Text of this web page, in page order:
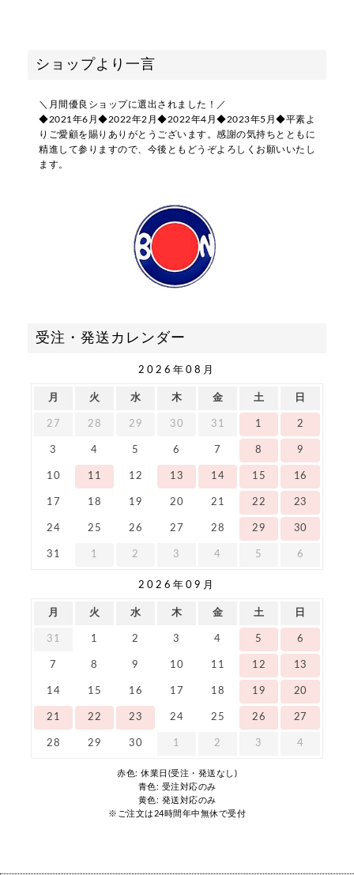
ショップより一言
＼月間優良ショップに選出されました！／
◆2021年6月◆2022年2月◆2022年4月◆2023年5月◆平素よ
りご愛顧を賜りありがとうございます。感謝の気持ちとともに
精進して参りますので、今後ともどうぞよろしくお願いいたし
ます。
受注・発送カレンダー
2026年08月
月 火 水 木 金 土 日
27 28 29 30 31 1 2
3 4 5 6 7 8 9
10 11 12 13 14 15 16
17 18 19 20 21 22 23
24 25 26 27 28 29 30
31 1 2 3 4 5 6
2026年09月
月 火 水 木 金 土 日
31 1 2 3 4 5 6
7 8 9 10 11 12 13
14 15 16 17 18 19 20
21 22 23 24 25 26 27
28 29 30 1 2 3 4
赤色: 休業日(受注・発送なし)
青色: 受注対応のみ
黄色: 発送対応のみ
※ご注文は24時間年中無休で受付